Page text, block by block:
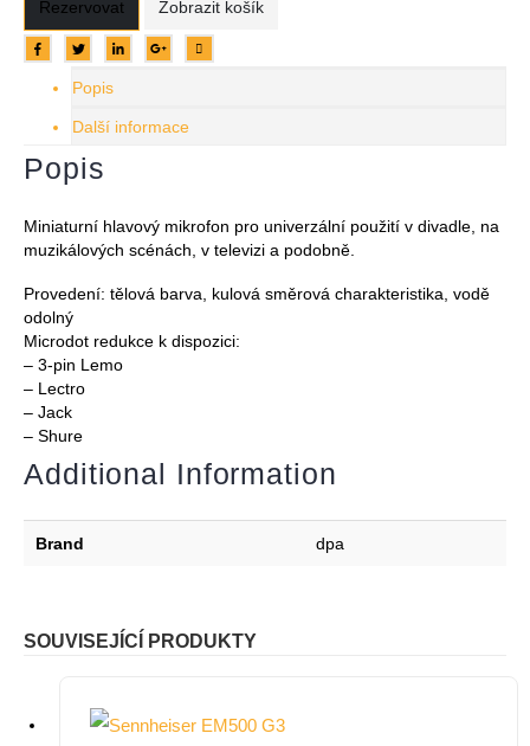
Rezervovat Zobrazit košík
Popis
Další informace
Popis
Miniaturní hlavový mikrofon pro univerzální použití v divadle, na
muzikálových scénách, v televizi a podobně.
Provedení: tělová barva, kulová směrová charakteristika, vodě
odolný
Microdot redukce k dispozici:
– 3-pin Lemo
– Lectro
– Jack
– Shure
Additional Information
Brand dpa
SOUVISEJÍCÍ PRODUKTY